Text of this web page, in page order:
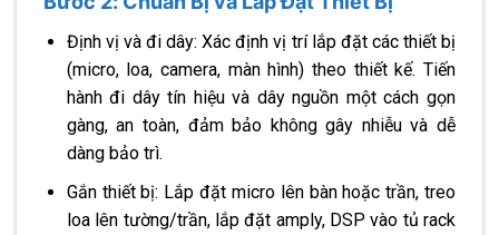
Định vị và đi dây: Xác định vị trí lắp đặt các thiết bị
(micro, loa, camera, màn hình) theo thiết kế. Tiến
hành đi dây tín hiệu và dây nguồn một cách gọn
gàng, an toàn, đảm bảo không gây nhiễu và dễ
dàng bảo trì.
Gắn thiết bị: Lắp đặt micro lên bàn hoặc trần, treo
loa lên tường/trần, lắp đặt amply, DSP vào tủ rack